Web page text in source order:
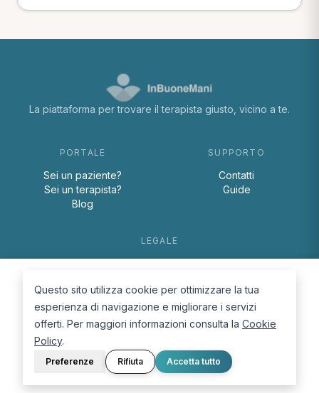
La piattaforma per trovare il terapista giusto, vicino a te.
PORTALE
Sei un paziente?
Sei un terapista?
Blog
SUPPORTO
Contatti
Guide
LEGALE
Cookie Policy
© 2026 D.Lab S.r.l. — InBuoneMani
Questo sito utilizza cookie per ottimizzare la tua
esperienza di navigazione e migliorare i servizi
offerti. Per maggiori informazioni consulta la Cookie
Policy.
Preferenze Rifiuta Accetta tutto